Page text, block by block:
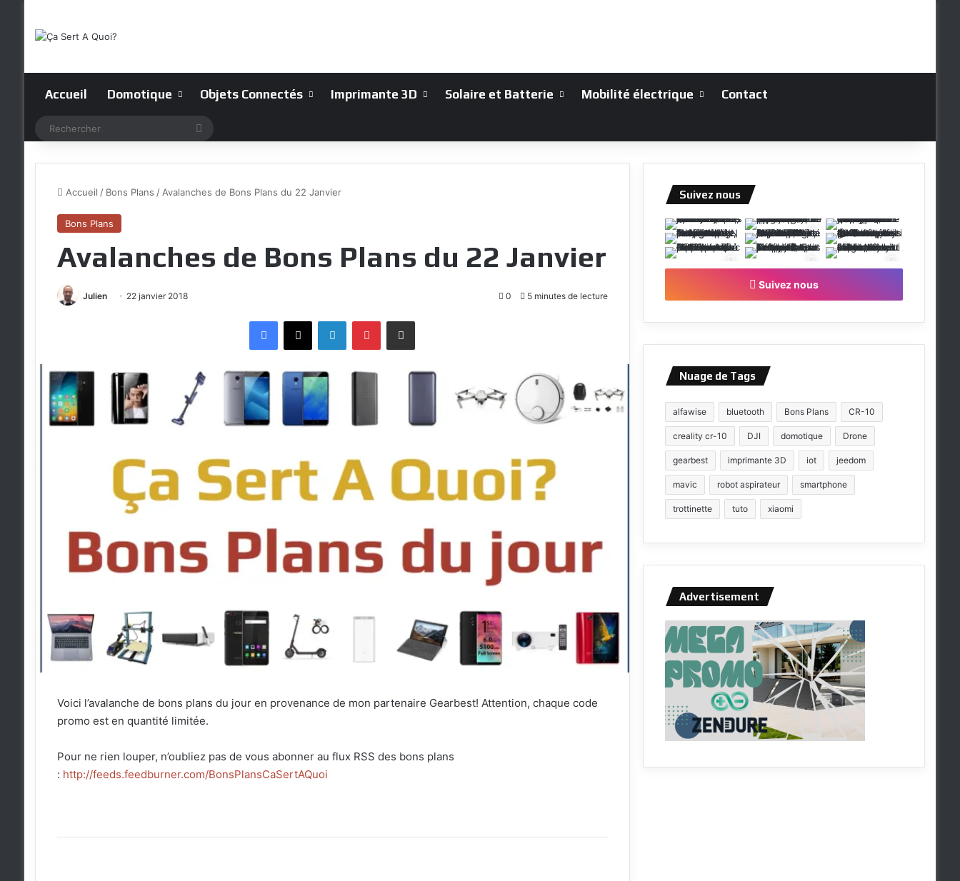
Accueil Domotique Objets Connectés Imprimante 3D Solaire et Batterie Mobilité électrique Contact
Accueil / Bons Plans / Avalanches de Bons Plans du 22 Janvier
Bons Plans
Avalanches de Bons Plans du 22 Janvier
Julien 22 janvier 2018 0 5 minutes de lecture
Facebook
X LinkedinPinterestPartagez par mail
Voici l’avalanche de bons plans du jour en provenance de mon partenaire Gearbest! Attention, chaque code
promo est en quantité limitée.
Pour ne rien louper, n’oubliez pas de vous abonner au flux RSS des bons plans
: http://feeds.feedburner.com/BonsPlansCaSertAQuoi
Suivez nous
Suivez nous
Nuage de Tags
alfawise bluetooth Bons Plans CR-10
creality cr-10 DJI domotique Drone
gearbest imprimante 3D iot jeedom
mavic robot aspirateur smartphone
trottinette tuto xiaomi
Advertisement